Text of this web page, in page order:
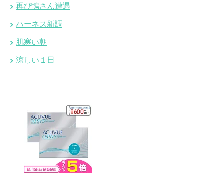
再び鴨さん遭遇
ハーネス新調
肌寒い朝
涼しい１日